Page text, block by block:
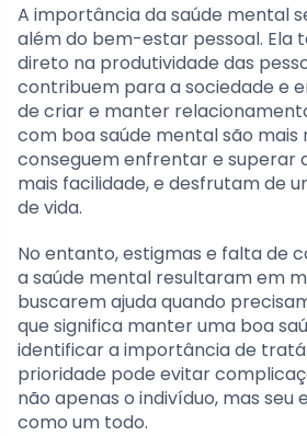
A importância da saúde mental
além do bem-estar pessoal. Ela
direto na produtividade das
contribuem para a sociedade e
de criar e manter
com boa saúde mental são mais
conseguem enfrentar e superar
mais facilidade, e desfrutam de
de vida.
No entanto, estigmas e falta de
a saúde mental resultaram em
buscarem ajuda quando
que significa manter uma boa
identificar a importância de
prioridade pode evitar
não apenas o indivíduo, mas seu
como um todo.